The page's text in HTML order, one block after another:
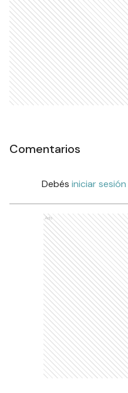
Comentarios
Debés iniciar sesión
Ads